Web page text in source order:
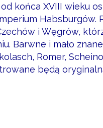
końca XVIII wieku
Habsburgów.
i Węgrów,
Barwne i mało
Romer,
będą